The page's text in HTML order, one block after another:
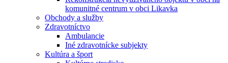
komunitné centrum v obci Likavka
Obchody a služby
Zdravotníctvo
Ambulancie
Iné zdravotnícke subjekty
Kultúra a šport